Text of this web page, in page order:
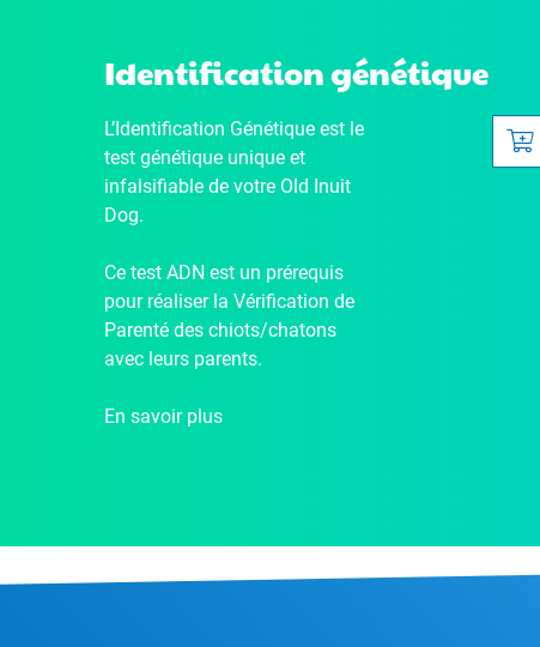
Identification génétique
L’Identification Génétique est le
test génétique unique et
infalsifiable de votre Old Inuit
Dog.
Ce test ADN est un prérequis
pour réaliser la Vérification de
Parenté des chiots/chatons
avec leurs parents.
En savoir plus